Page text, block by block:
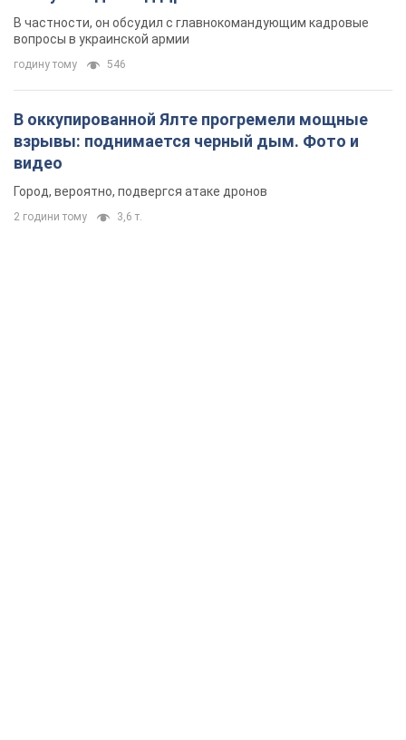
новых мерах
В частности, он обсудил с главнокомандующим кадровые
вопросы в украинской армии
годину тому 546
В оккупированной Ялте прогремели мощные
взрывы: поднимается черный дым. Фото и
видео
Город, вероятно, подвергся атаке дронов
2 години тому 3,6 т.